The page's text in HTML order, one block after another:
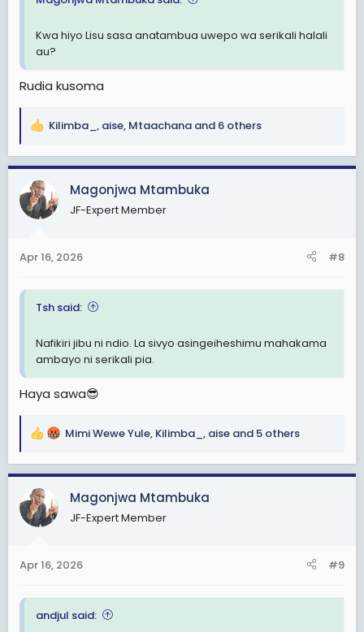
Kwa hiyo Lisu sasa anatambua uwepo wa serikali halali
au?
Rudia kusoma
R
a
c
t
i
s
Kilimba_ , aise, Mtaachana and 6 others
Magonjwa Mtambuka
JF-Expert Member
Apr 16, 2026 #8
Tsh said:
Nafikiri jibu ni ndio. La sivyo asingeiheshimu mahakama
ambayo ni serikali pia.
Haya sawa😎
R
a
c
t
i
s
Mimi Wewe Yule, Kilimba_ , aise and 5 others
Magonjwa Mtambuka
JF-Expert Member
Apr 16, 2026 #9
andjul said: